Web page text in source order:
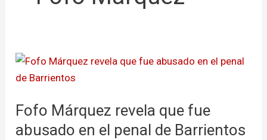
Fofo Márquez revela que fue
abusado en el penal de Barrientos
Fofo
Márquez
que
fue